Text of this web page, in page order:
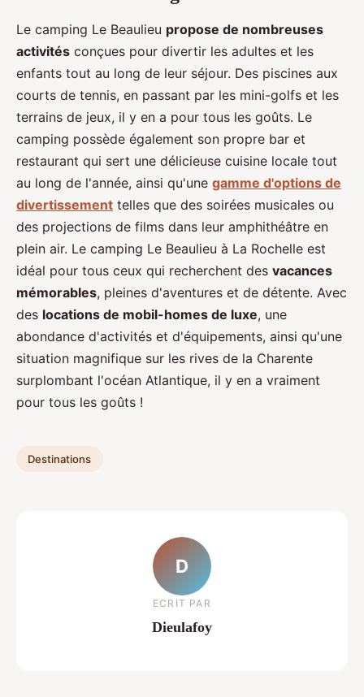
Le camping Le Beaulieu propose de nombreuses
activités conçues pour divertir les adultes et les
enfants tout au long de leur séjour. Des piscines aux
courts de tennis, en passant par les mini-golfs et les
terrains de jeux, il y en a pour tous les goûts. Le
camping possède également son propre bar et
restaurant qui sert une délicieuse cuisine locale tout
au long de l'année, ainsi qu'une gamme d'options de
divertissement telles que des soirées musicales ou
des projections de films dans leur amphithéâtre en
plein air. Le camping Le Beaulieu à La Rochelle est
idéal pour tous ceux qui recherchent des vacances
mémorables, pleines d'aventures et de détente. Avec
des locations de mobil-homes de luxe, une
abondance d'activités et d'équipements, ainsi qu'une
situation magnifique sur les rives de la Charente
surplombant l'océan Atlantique, il y en a vraiment
pour tous les goûts !
Destinations
D
ECRIT PAR
Dieulafoy